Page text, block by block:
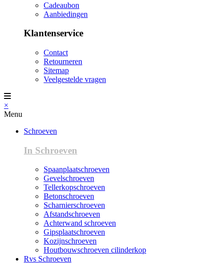
Cadeaubon
Aanbiedingen
Klantenservice
Contact
Retourneren
Sitemap
Veelgestelde vragen
×
Menu
Schroeven
In Schroeven
Spaanplaatschroeven
Gevelschroeven
Tellerkopschroeven
Betonschroeven
Scharnierschroeven
Afstandschroeven
Achterwand schroeven
Gipsplaatschroeven
Kozijnschroeven
Houtbouwschroeven cilinderkop
Rvs Schroeven